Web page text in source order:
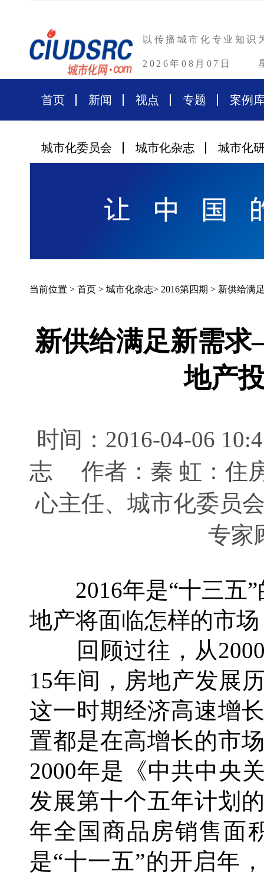
以传播城市化专业知识
2026年08月07日
首页 新闻 视点 专题 案例
城市化委员会 城市化杂志 城市化
当前位置 > 首页 > 城市化杂志> 2016第四期 > 新供给满
新供给满足新需
地产
时间：2016-04-06
志 作者：秦 虹：住
心主任、城市化委员
专
2016年是“十三五”
地产将面临怎样的市
回顾过往，从2000
15年间，房地产发展
这一时期经济高速增
置都是在高增长的市
2000年是《中共中央
发展第十个五年计划
年全国商品房销售面
是“十一五”的开启年